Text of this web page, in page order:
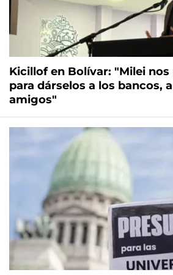
Kicillof en Bolívar: "Milei
para dárselos a los bancos,
amigos"